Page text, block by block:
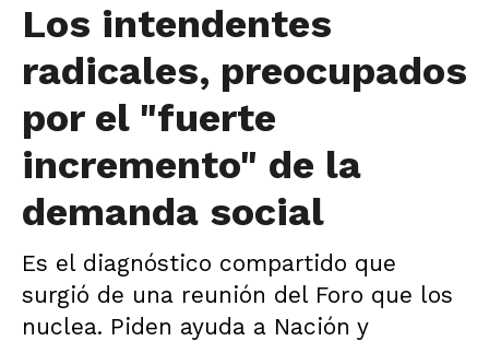
Los intendentes
radicales, preocupados
por el "fuerte
incremento" de la
demanda social
Es el diagnóstico compartido que
surgió de una reunión del Foro que los
nuclea. Piden ayuda a Nación y